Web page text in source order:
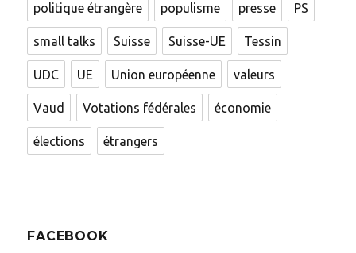
politique étrangère populisme presse PS
small talks Suisse Suisse-UE Tessin
UDC UE Union européenne valeurs
Vaud Votations fédérales économie
élections étrangers
FACEBOOK